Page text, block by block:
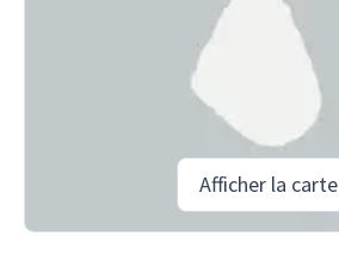
Afficher la carte